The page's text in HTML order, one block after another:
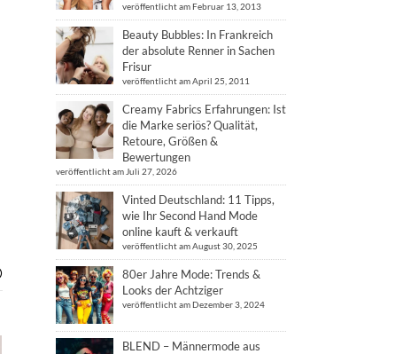
veröffentlicht am Februar 13, 2013
Beauty Bubbles: In Frankreich
der absolute Renner in Sachen
Frisur
veröffentlicht am April 25, 2011
Creamy Fabrics Erfahrungen: Ist
die Marke seriös? Qualität,
Retoure, Größen &
Bewertungen
veröffentlicht am Juli 27, 2026
Vinted Deutschland: 11 Tipps,
wie Ihr Second Hand Mode
online kauft & verkauft
veröffentlicht am August 30, 2025
80er Jahre Mode: Trends &
Looks der Achtziger
veröffentlicht am Dezember 3, 2024
BLEND – Männermode aus